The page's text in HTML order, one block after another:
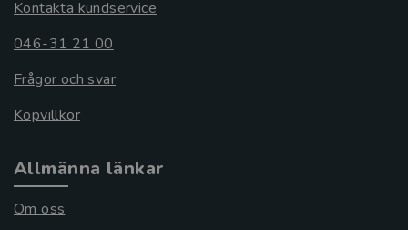
Kontakta kundservice
046-31 21 00
Frågor och svar
Köpvillkor
Allmänna länkar
Om oss